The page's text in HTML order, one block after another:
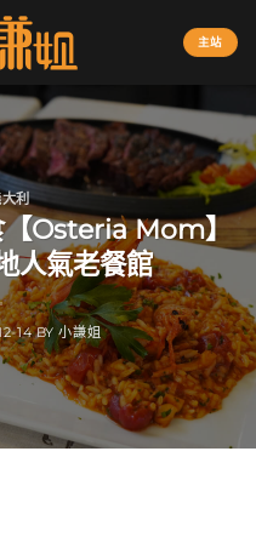
主站
利
Osteria Mom】
人氣老餐館
14 BY小謙姐